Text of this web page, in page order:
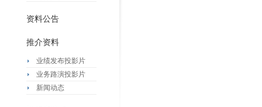
资料公告
推介资料
业绩发布投影片
业务路演投影片
新闻动态